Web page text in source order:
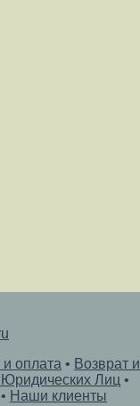
оплата • Возврат и
Лиц •
• Наши клиенты